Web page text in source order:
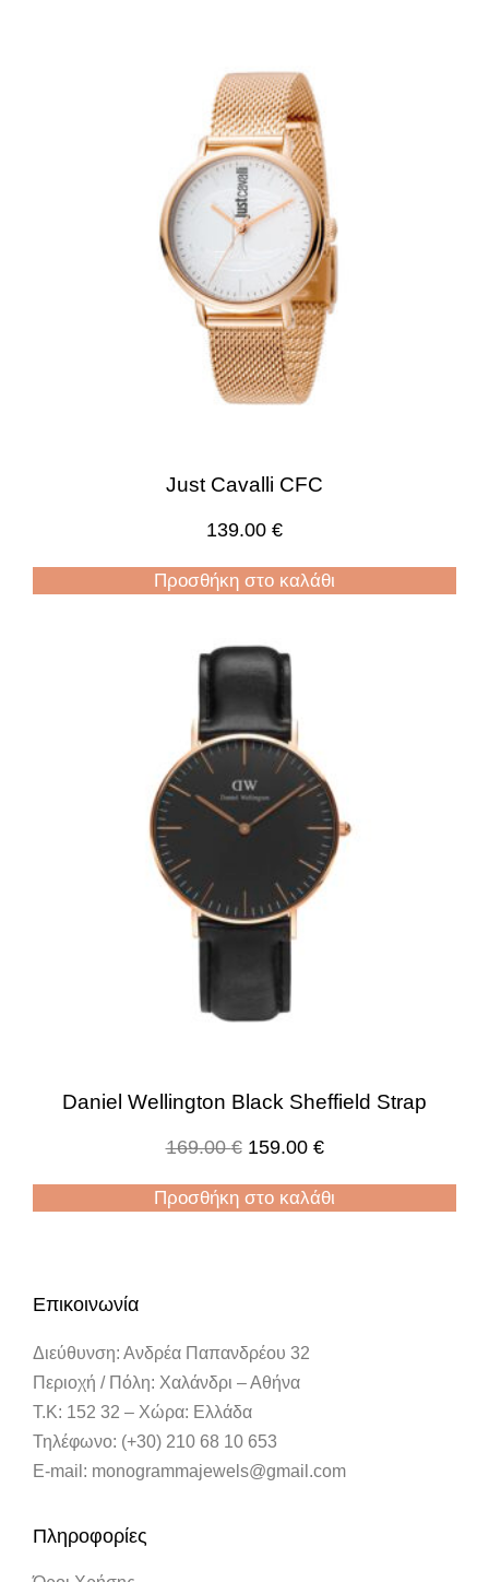
Just Cavalli CFC
139.00 €
Προσθήκη στο καλάθι
Daniel Wellington Black Sheffield Strap
169.00€ 159.00 €
Προσθήκη στο καλάθι
Επικοινωνία
Διεύθυνση: Ανδρέα Παπανδρέου 32
Περιοχή / Πόλη: Χαλάνδρι – Αθήνα
Τ.Κ: 152 32 – Χώρα: Ελλάδα
Τηλέφωνο: (+30) 210 68 10 653
E-mail: monogrammajewels@gmail.com
Πληροφορίες